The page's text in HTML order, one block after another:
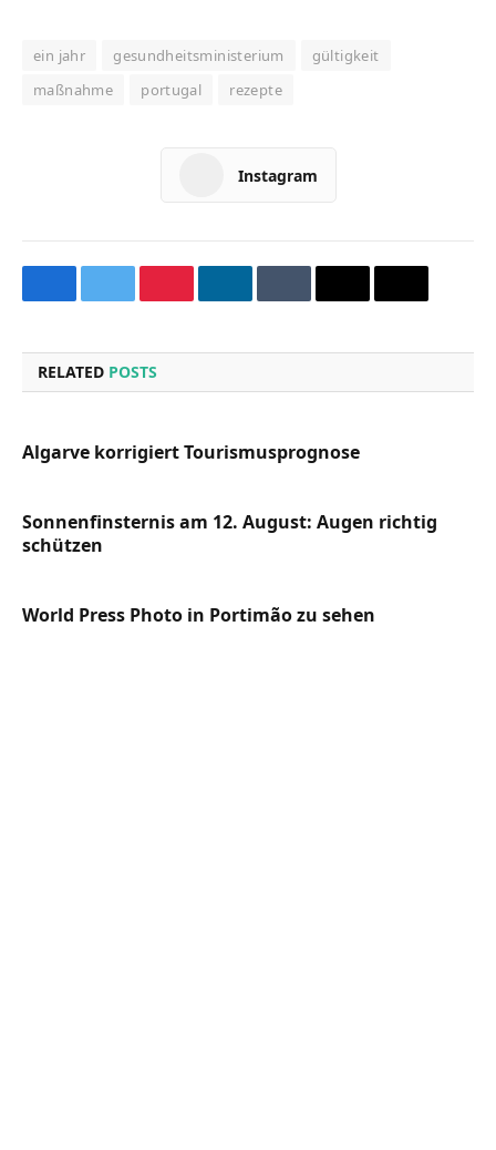
ein jahr gesundheitsministerium
gültigkeit
maßnahme
portugal rezepte
Instagram
FacebookTwitter PinterestLinkedInTumblr Email
Copy
RELATED POSTS
Algarve korrigiert Tourismusprognose
Sonnenfinsternis am 12. August: Augen richtig
schützen
World Press Photo in Portimão zu sehen